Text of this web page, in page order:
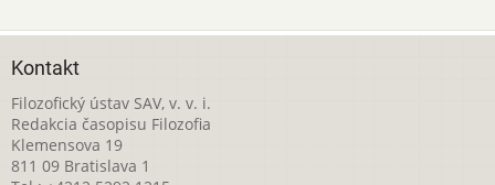
Kontakt
Filozofický ústav SAV, v. v. i.
Redakcia časopisu Filozofia
Klemensova 19
811 09 Bratislava 1